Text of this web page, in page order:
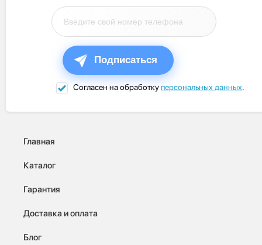
Подписаться
Согласен на обработкуперсональных данных.
Главная
Каталог
Гарантия
Доставка и оплата
Блог